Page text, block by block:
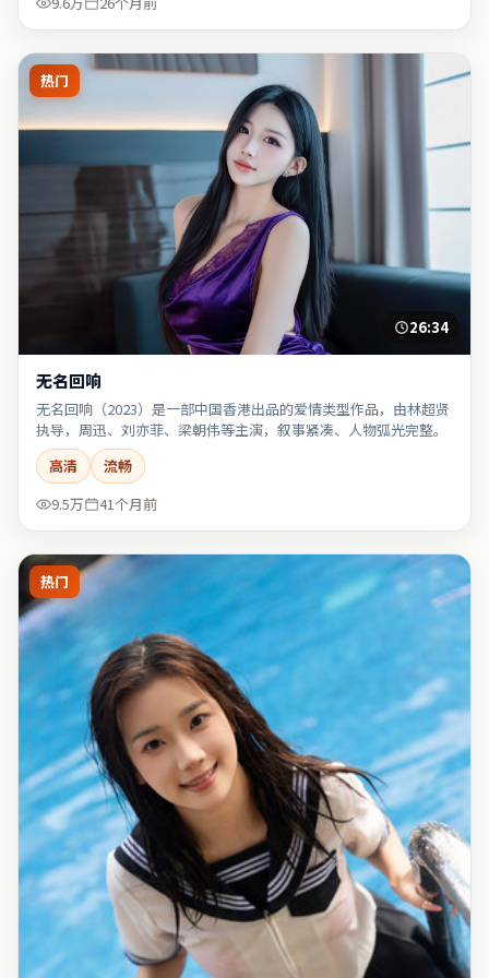
热门
26:34
无名回响
无名回响（2023）是一部中国香港出品的爱情类型作品，由林超贤
执导，周迅、刘亦菲、梁朝伟等主演，叙事紧凑、人物弧光完整。
高清
流畅
9.5万
41个月前
热门